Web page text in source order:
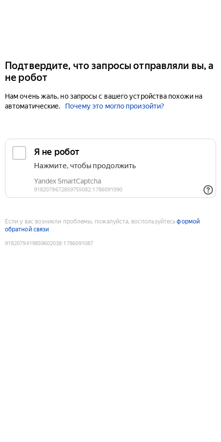
Подтвердите, что запросы отправляли вы, а
не робот
Нам очень жаль, но запросы с вашего устройства похожи на
автоматические.
Почему это могло произойти?
Если у вас возникли проблемы, пожалуйста, воспользуйтесьформой
обратной связи
9182079419859602038:1786091087